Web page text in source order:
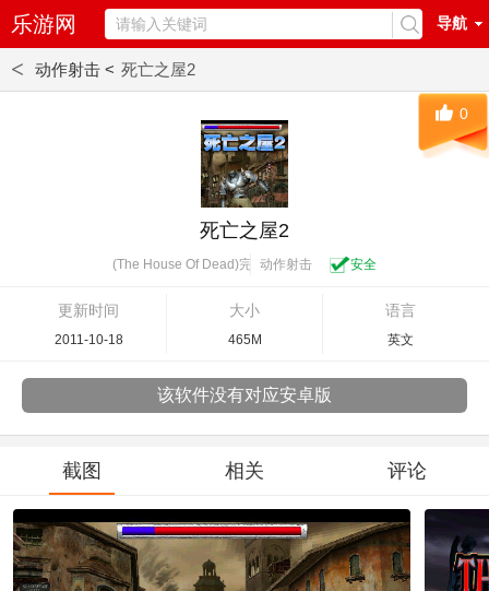
乐游网 导航
< 动作射击 < 死亡之屋2
死亡之屋2
(The House Of Dead)完整硬盘版
动作射击 安全
更新时间
2011-10-18
大小
465M
语言
英文
0
该软件没有对应安卓版
截图 相关 评论